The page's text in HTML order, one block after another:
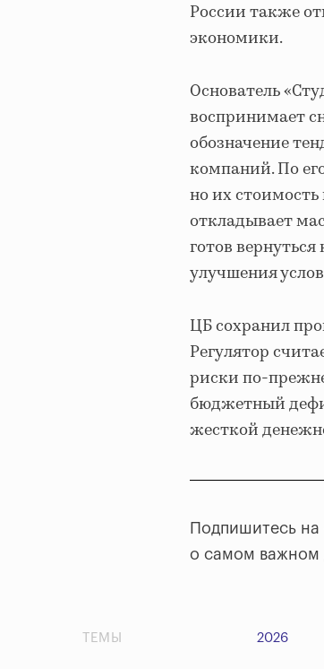
России также
экономики.
Основатель
воспринимает
обозначение
компаний. По
но их
откладывает
готов
улучшения
ЦБ сохранил
Регулятор
риски по-
бюджетный
жесткой
Подпишитесь
о самом важном
ТЕМЫ 2026